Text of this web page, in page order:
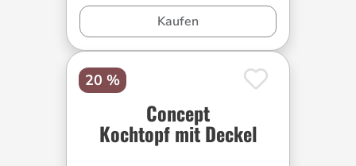
Kaufen
20 %
Concept
Kochtopf mit Deckel